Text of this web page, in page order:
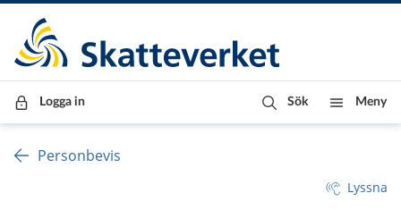
Till innehåll
Till navigationen
Till chattrobot
Logga in Sök Meny
Personbevis
Lyssna